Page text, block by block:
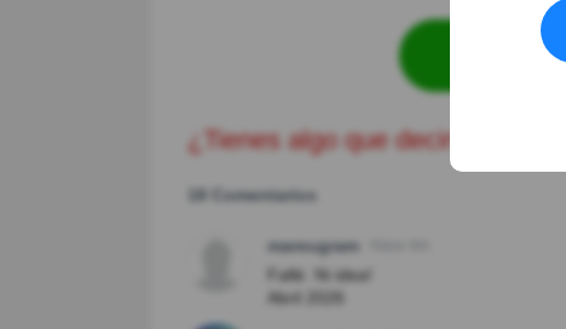
Revisar
¿Tienes algo que decir?
18 Comentarios
mareugram
Fallé. Ni idea!
Abril 2026